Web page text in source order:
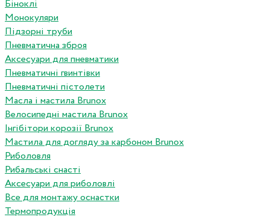
Біноклі
Монокуляри
Підзорні труби
Пневматична зброя
Аксесуари для пневматики
Пневматичні гвинтівки
Пневматичні пістолети
Масла і мастила Brunox
Велосипедні мастила Brunox
Інгібітори корозії Brunox
Мастила для догляду за карбоном Brunox
Риболовля
Рибальські снасті
Аксесуари для риболовлі
Все для монтажу оснастки
Термопродукція